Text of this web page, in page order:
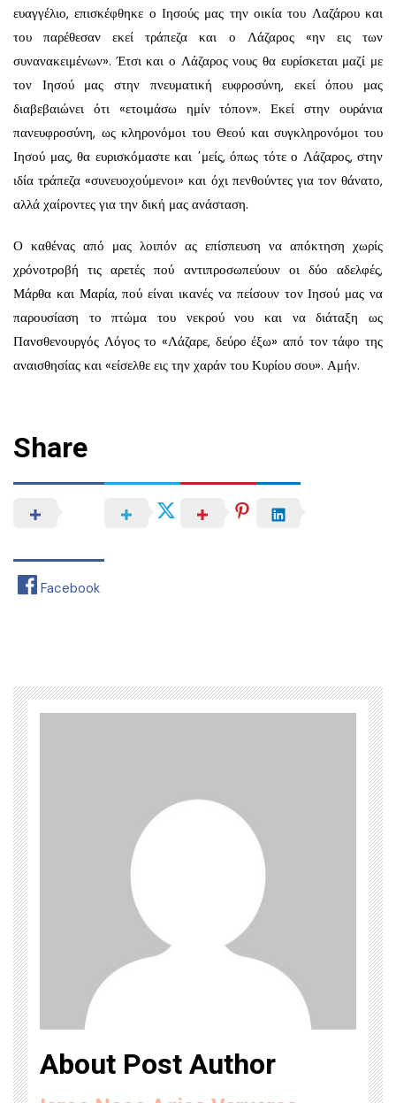
ευαγγέλιο, επισκέφθηκε ο Ιησούς μας την οικία του Λαζάρου και
του παρέθεσαν εκεί τράπεζα και ο Λάζαρος «ην εις των
συνανακειμένων». Έτσι και ο Λάζαρος νους θα ευρίσκεται μαζί με
τον Ιησού μας στην πνευματική ευφροσύνη, εκεί όπου μας
διαβεβαιώνει ότι «ετοιμάσω ημίν τόπον». Εκεί στην ουράνια
πανευφροσύνη, ως κληρονόμοι του Θεού και συγκληρονόμοι του
Ιησού μας, θα ευρισκόμαστε και ΄μείς, όπως τότε ο Λάζαρος, στην
ιδία τράπεζα «συνευοχούμενοι» και όχι πενθούντες για τον θάνατο,
αλλά χαίροντες για την δική μας ανάσταση.
Ο καθένας από μας λοιπόν ας επίσπευση να απόκτηση χωρίς
χρόνοτροβή τις αρετές πού αντιπρο­σωπεύουν οι δύο αδελφές,
Μάρθα και Μαρία, πού είναι ικανές να πείσουν τον Ιησού μας να
παρουσίαση το πτώμα του νεκρού νου και να διάταξη ως
Πανσθενουργός Λόγος το «Λάζαρε, δεύρο έξω» από τον τάφο της
αναισθησίας και «είσελθε εις την χαράν του Κυρίου σου». Αμήν.
Share
Facebook
About Post Author